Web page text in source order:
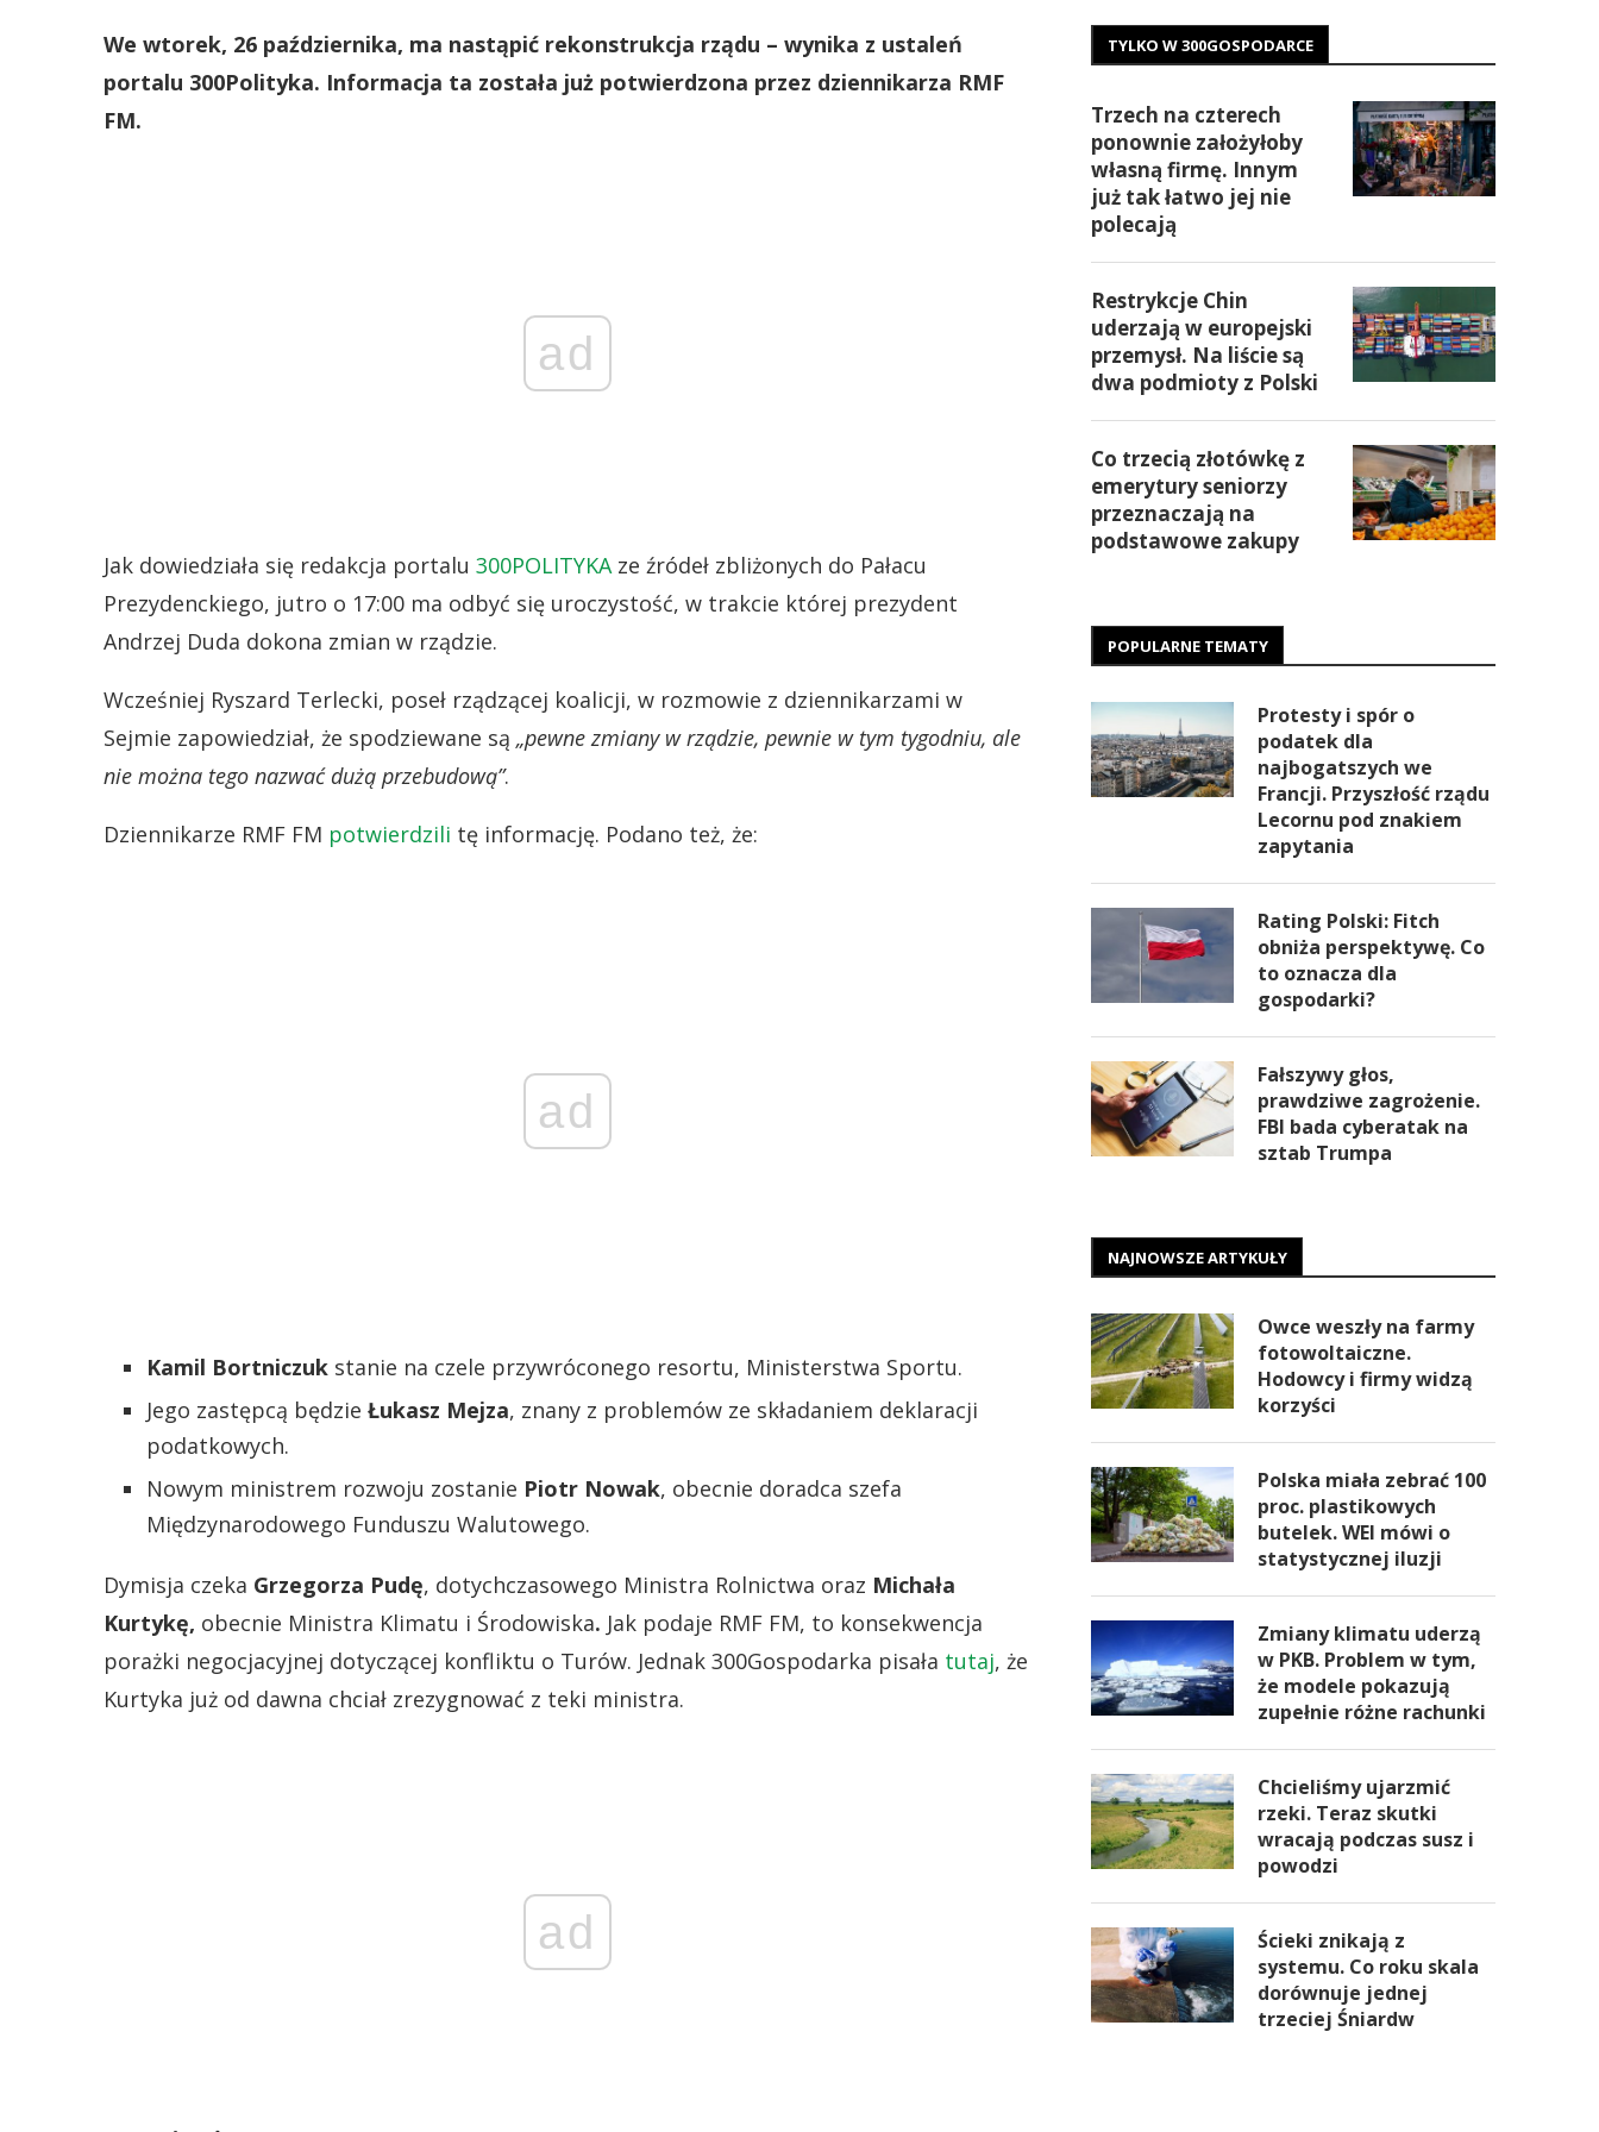
We wtorek, 26 października, ma nastąpić rekonstrukcja rządu – wynika z ustaleń
portalu 300Polityka. Informacja ta została już potwierdzona przez dziennikarza RMF
FM.
ad
Jak dowiedziała się redakcja portalu 300POLITYKAze źródeł zbliżonych do Pałacu
Prezydenckiego, jutro o 17:00 ma odbyć się uroczystość, w trakcie której prezydent
Andrzej Duda dokona zmian w rządzie.
Wcześniej Ryszard Terlecki, poseł rządzącej koalicji, w rozmowie z dziennikarzami w
Sejmie zapowiedział, że spodziewane są „pewne zmiany w rządzie, pewnie w tym tygodniu, ale
nie można tego nazwać dużą przebudową”.
Dziennikarze RMF FM potwierdzili tę informację. Podano też, że:
ad
Kamil Bortniczuk stanie na czele przywróconego resortu, Ministerstwa Sportu.
Jego zastępcą będzie Łukasz Mejza, znany z problemów ze składaniem deklaracji
podatkowych.
Nowym ministrem rozwoju zostanie Piotr Nowak, obecnie doradca szefa
Międzynarodowego Funduszu Walutowego.
Dymisja czeka Grzegorza Pudę, dotychczasowego Ministra Rolnictwa oraz Michała
Kurtykę, obecnie Ministra Klimatu i Środowiska. Jak podaje RMF FM, to konsekwencja
porażki negocjacyjnej dotyczącej konfliktu o Turów. Jednak 300Gospodarka pisała tutaj, że
Kurtyka już od dawna chciał zrezygnować z teki ministra.
ad
TYLKO W 300GOSPODARCE
Trzech na czterech
ponownie założyłoby
własną firmę. Innym
już tak łatwo jej nie
polecają
Restrykcje Chin
uderzają w europejski
przemysł. Na liście są
dwa podmioty z Polski
Co trzecią złotówkę z
emerytury seniorzy
przeznaczają na
podstawowe zakupy
POPULARNE TEMATY
Protesty i spór o
podatek dla
najbogatszych we
Francji. Przyszłość rządu
Lecornu pod znakiem
zapytania
Rating Polski: Fitch
obniża perspektywę. Co
to oznacza dla
gospodarki?
Fałszywy głos,
prawdziwe zagrożenie.
FBI bada cyberatak na
sztab Trumpa
NAJNOWSZE ARTYKUŁY
Owce weszły na farmy
fotowoltaiczne.
Hodowcy i firmy widzą
korzyści
Polska miała zebrać 100
proc. plastikowych
butelek. WEI mówi o
statystycznej iluzji
Zmiany klimatu uderzą
w PKB. Problem w tym,
że modele pokazują
zupełnie różne rachunki
Chcieliśmy ujarzmić
rzeki. Teraz skutki
wracają podczas susz i
powodzi
Ścieki znikają z
systemu. Co roku skala
dorównuje jednej
trzeciej Śniardw